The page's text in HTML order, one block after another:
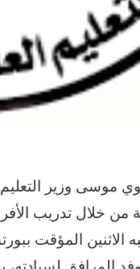
موسى وزير
من خلال تدريب
الاثنين المؤقت